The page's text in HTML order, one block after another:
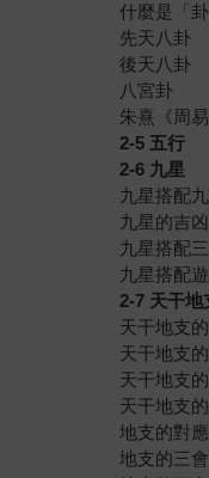
什麼是「
先天八卦
後天八卦
八宮卦
朱熹《周
2-5 五行
2-6 九星
九星搭配
九星的吉凶
九星搭配
九星搭配
2-7 天干地
天干地支
天干地支
天干地支
天干地支
地支的對
地支的三